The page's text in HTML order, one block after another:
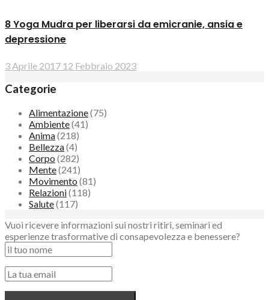
8 Yoga Mudra per liberarsi da emicranie, ansia e
depressione
3 Aprile 2017 12 Febbraio 2023
Categorie
Alimentazione(75)
Ambiente(41)
Anima(218)
Bellezza(4)
Corpo (282)
Mente(241)
Movimento (81)
Relazioni(118)
Salute(117)
Vuoi ricevere informazioni sui nostri ritiri, seminari ed
esperienze trasformative di consapevolezza e benessere?